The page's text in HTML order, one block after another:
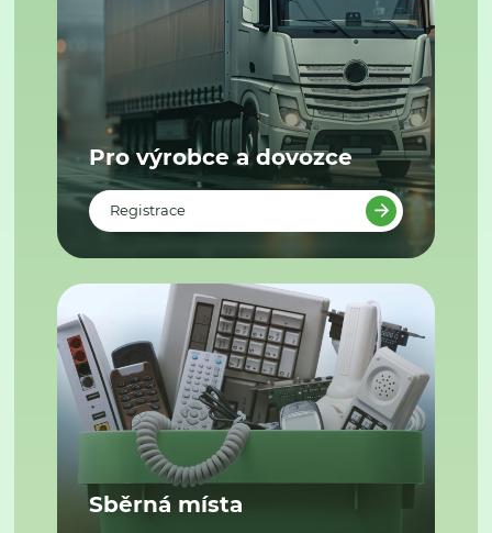
Pro výrobce a dovozce
Registrace
Sběrná místa